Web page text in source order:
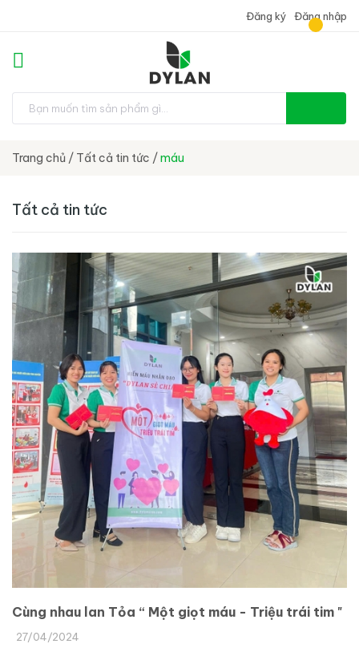
Đăng ký Đăng nhập
Trang chủ / Tất cả tin tức /máu
Tất cả tin tức
Cùng nhau lan Tỏa “ Một giọt máu - Triệu trái tim "
27/04/2024